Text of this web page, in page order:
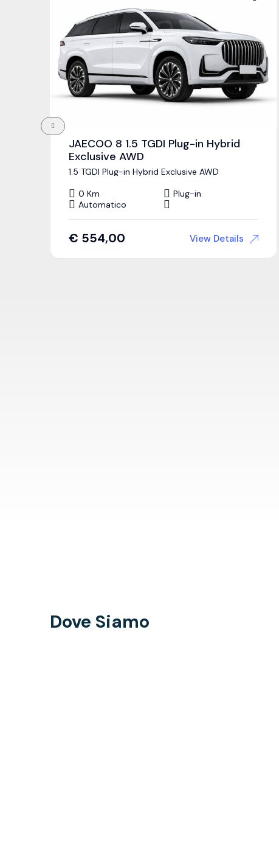
JAECOO 8 1.5 TGDI Plug-in Hybrid
Exclusive AWD
1.5 TGDI Plug-in Hybrid Exclusive AWD
0 Km
Plug-in
Automatico
€ 554,00 View Details
Dove Siamo